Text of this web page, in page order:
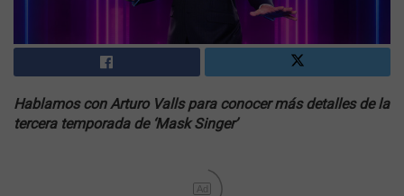
Hablamos con Arturo Valls para conocer más detalles de la
tercera temporada de ‘Mask Singer’
Ad